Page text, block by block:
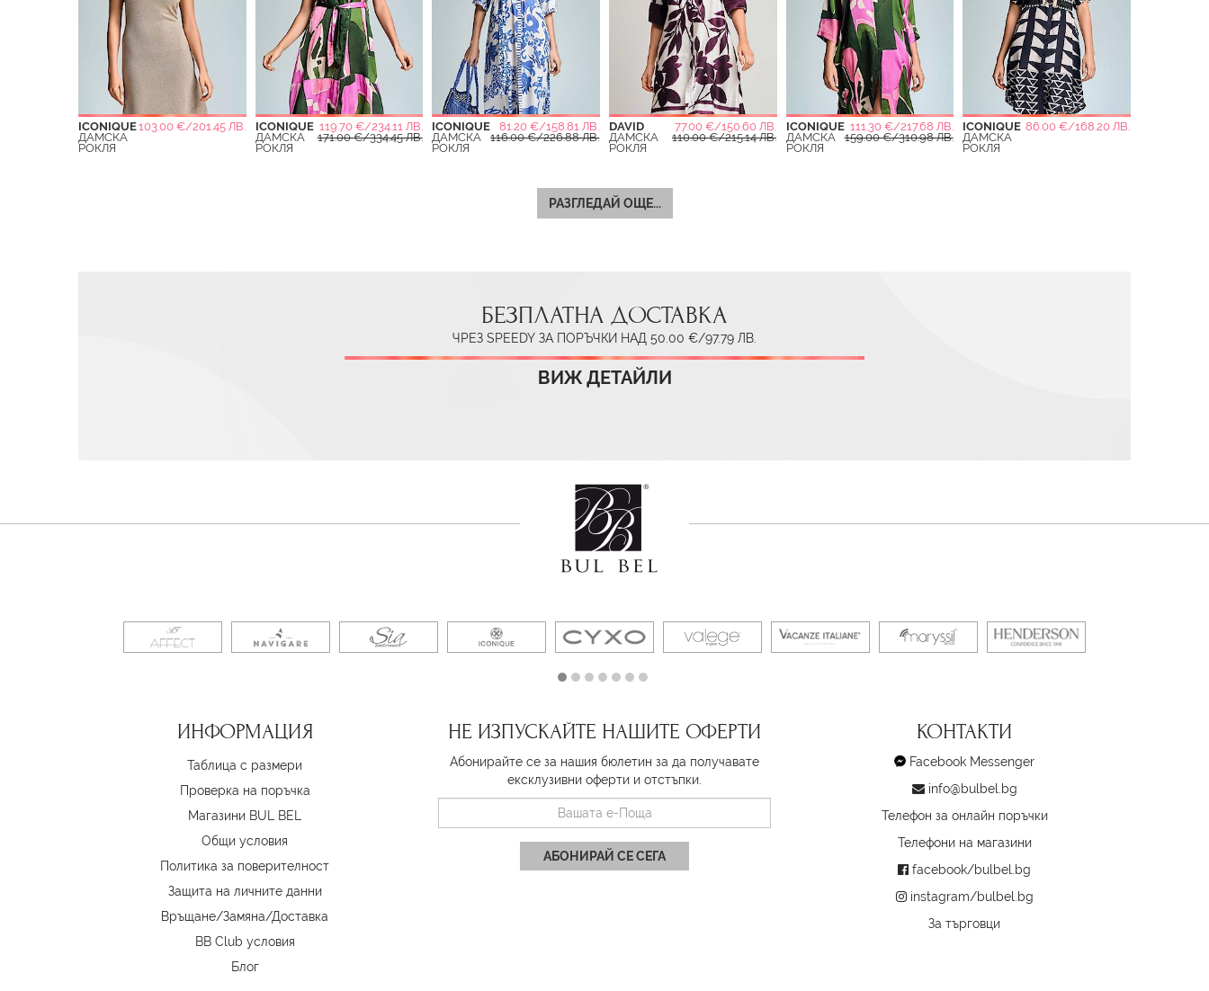
ICONIQUE103.00 €/201.45 ЛВ.
ДАМСКА
РОКЛЯ
ICONIQUE 119.70 €/234.11 ЛВ.
ДАМСКА
РОКЛЯ
171.00 €/334.45 ЛВ.
ICONIQUE
81.20 €/158.81 ЛВ.
ДАМСКА
РОКЛЯ
116.00 €/226.88 ЛВ.
DAVID
77.00 €/150.60 ЛВ.
ДАМСКА
РОКЛЯ
110.00 €/215.14 ЛВ.
ICONIQUE 111.30 €/217.68 ЛВ.
ДАМСКА
РОКЛЯ
159.00 €/310.98 ЛВ.
ICONIQUE 86.00 €/168.20 ЛВ.
ДАМСКА
РОКЛЯ
РАЗГЛЕДАЙ ОЩЕ...
БЕЗПЛАТНА ДОСТАВКА
ЧРЕЗ SPEEDY ЗА ПОРЪЧКИ НАД 50.00 €/97.79 ЛВ.
ВИЖ ДЕТАЙЛИ
ИНФОРМАЦИЯ
Таблица с размери
Проверка на поръчка
Магазини BUL BEL
Oбщи условия
Политика за поверителност
Защита на личните данни
Връщане/Замяна/Доставка
BB Club условия
Блог
НЕ ИЗПУСКАЙТЕ НАШИТЕ ОФЕРТИ
Абонирайте се за нашия бюлетин за да получавате
ексклузивни оферти и отстъпки.
АБОНИРАЙ СЕ СЕГА
КОНТАКТИ
Facebook Messenger
info@bulbel.bg
Телефон за онлайн поръчки
Телефони на магазини
facebook/bulbel.bg
instagram/bulbel.bg
За търговци